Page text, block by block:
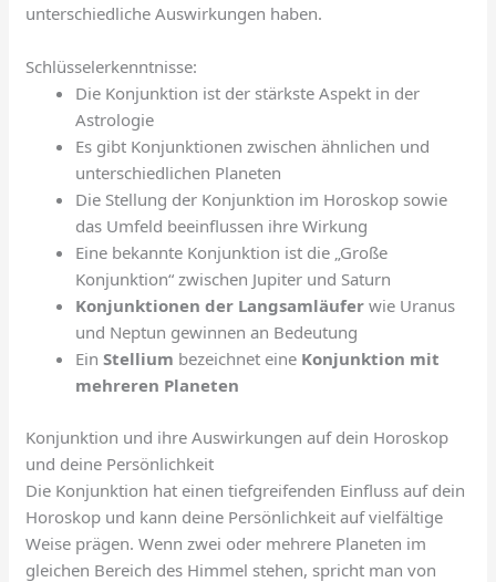
unterschiedliche Auswirkungen haben.
Schlüsselerkenntnisse:
Die Konjunktion ist der stärkste Aspekt in der
Astrologie
Es gibt Konjunktionen zwischen ähnlichen und
unterschiedlichen Planeten
Die Stellung der Konjunktion im Horoskop sowie
das Umfeld beeinflussen ihre Wirkung
Eine bekannte Konjunktion ist die „Große
Konjunktion“ zwischen Jupiter und Saturn
Konjunktionen der Langsamläufer wie Uranus
und Neptun gewinnen an Bedeutung
EinStellium bezeichnet eine Konjunktion mit
mehreren Planeten
Konjunktion und ihre Auswirkungen auf dein Horoskop
und deine Persönlichkeit
Die Konjunktion hat einen tiefgreifenden Einfluss auf dein
Horoskop und kann deine Persönlichkeit auf vielfältige
Weise prägen. Wenn zwei oder mehrere Planeten im
gleichen Bereich des Himmel stehen, spricht man von